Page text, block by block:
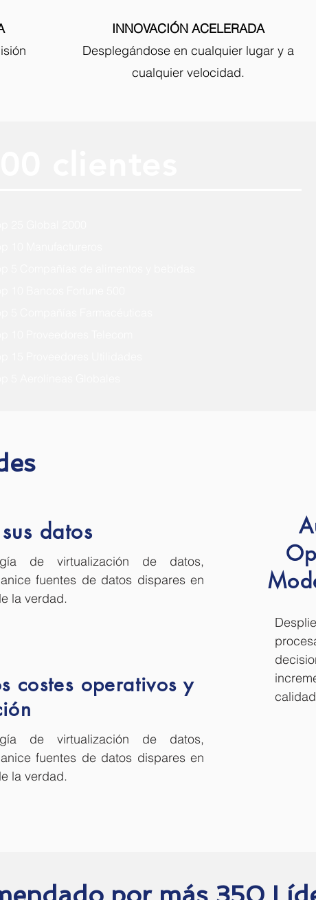
INNOVACIÓN ACELERADA
Desplegándose en cualquier lugar y a
cualquier velocidad.
datos
de virtualización de datos,
fuentes de datos dispares en
la verdad.
costes operativos y
de virtualización de datos,
fuentes de datos dispares en
la verdad.